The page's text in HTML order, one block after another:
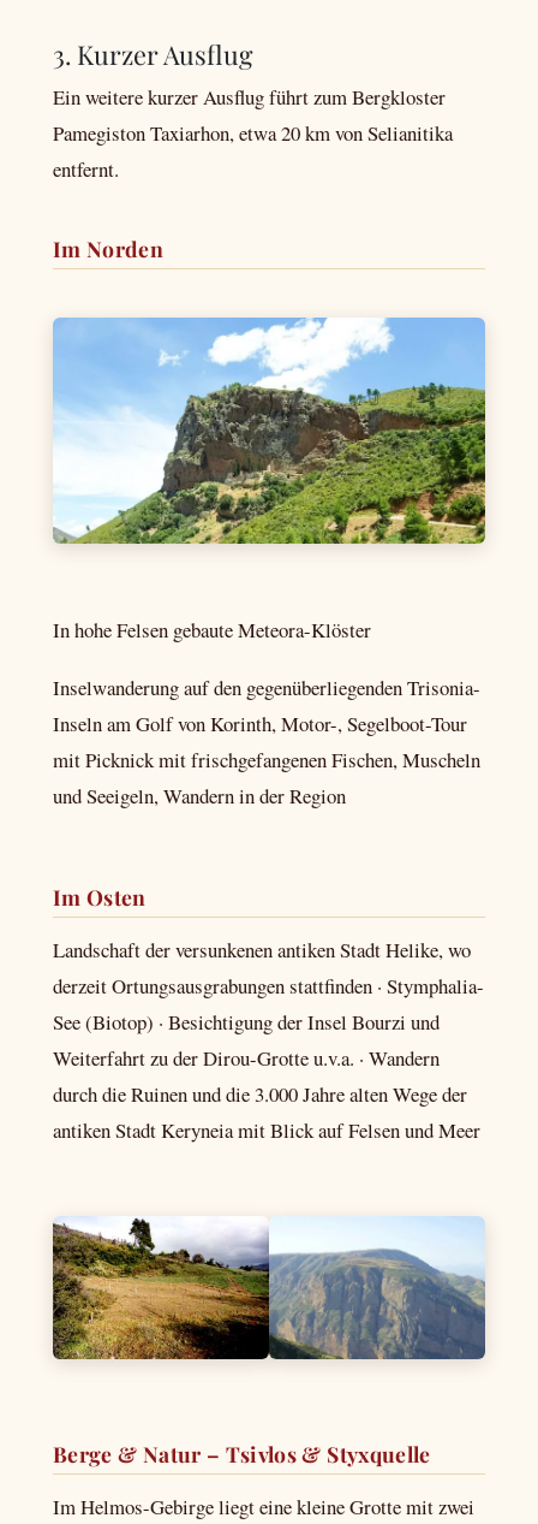
3. Kurzer Ausflug
Ein weitere kurzer Ausflug führt zum Bergkloster
Pamegiston Taxiarhon, etwa 20 km von Selianitika
entfernt.
Im Norden
In hohe Felsen gebaute Meteora-Klöster
Inselwanderung auf den gegenüberliegenden Trisonia-
Inseln am Golf von Korinth, Motor-, Segelboot-Tour
mit Picknick mit frischgefangenen Fischen, Muscheln
und Seeigeln, Wandern in der Region
Im Osten
Landschaft der versunkenen antiken Stadt Helike, wo
derzeit Ortungsausgrabungen stattfinden · Stymphalia-
See (Biotop) · Besichtigung der Insel Bourzi und
Weiterfahrt zu der Dirou-Grotte u.v.a. · Wandern
durch die Ruinen und die 3.000 Jahre alten Wege der
antiken Stadt Keryneia mit Blick auf Felsen und Meer
Berge & Natur – Tsivlos & Styxquelle
Im Helmos-Gebirge liegt eine kleine Grotte mit zwei